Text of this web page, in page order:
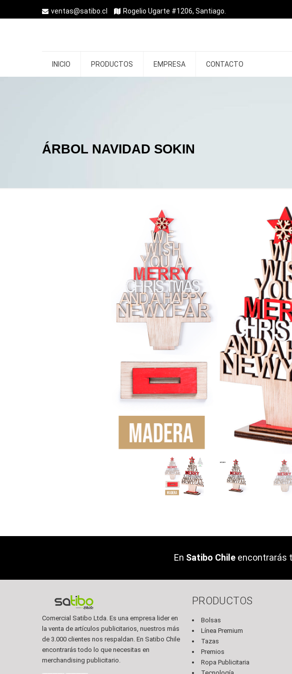
ventas@satibo.cl Rogelio Ugarte #1206, Santiago.
INICIO PRODUCTOS EMPRESA CONTACTO
ÁRBOL NAVIDAD SOKIN
En Satibo Chileencontrarás
Comercial Satibo Ltda. Es una empresa lider en
la venta de artículos publicitarios, nuestros más
de 3.000 clientes nos respaldan. En Satibo Chile
encontrarás todo lo que necesitas en
merchandising publicitario.
PRODUCTOS
Bolsas
Línea Premium
Tazas
Premios
Ropa Publicitaria